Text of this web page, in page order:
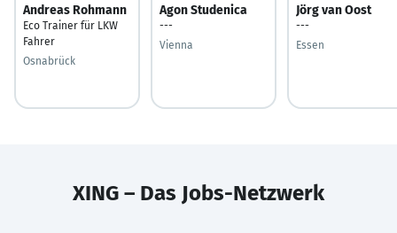
Andreas Rohmann
Eco Trainer für LKW
Fahrer
Osnabrück
Agon Studenica
---
Vienna
Jörg van Oost
---
Essen
XING – Das Jobs-Netzwerk